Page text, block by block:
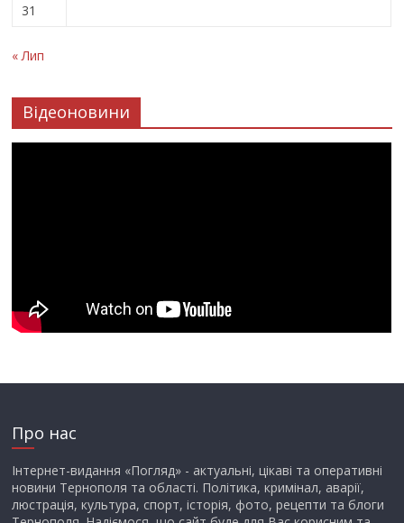
31
« Лип
Відеоновини
Про нас
Інтернет-видання «Погляд» - актуальні, цікаві та оперативні
новини Тернополя та області. Політика, кримінал, аварії,
люстрація, культура, спорт, історія, фото, рецепти та блоги